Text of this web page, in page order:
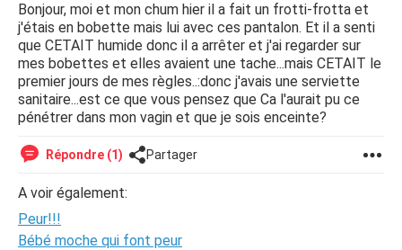
Bonjour, moi et mon chum hier il a fait un frotti-frotta et
j'étais en bobette mais lui avec ces pantalon. Et il a senti
que CETAIT humide donc il a arrêter et j'ai regarder sur
mes bobettes et elles avaient une tache...mais CETAIT le
premier jours de mes règles..:donc j'avais une serviette
sanitaire...est ce que vous pensez que Ca l'aurait pu ce
pénétrer dans mon vagin et que je sois enceinte?
Répondre (1) Partager
A voir également:
Peur!!!
Bébé moche qui font peur